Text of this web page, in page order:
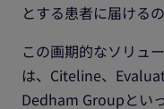
とする患者に届ける
この画期的なソリュ
は、Citeline、
Dedham Groupとい